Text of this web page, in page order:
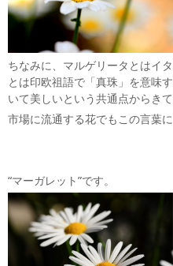
ちなみに、マルゲリータとはイ
とは印欧祖語で「真珠」を意味
いて美しいという共通点からき
市場に流通する花でもこの言葉
“マーガレット”です。